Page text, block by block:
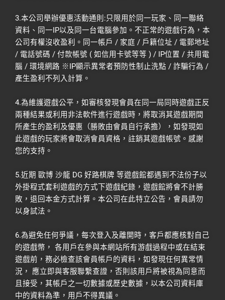
3.本公司舉辦優惠活動通則:只限用於同一玩家、同一聯絡
資料、同一IP以及同一台電腦參加。不正常的遊戲行為，本
公司有權沒收盈利。同一帳戶 / 家庭 / 戶籍位址 / 電郵地址
/ 電話號碼 / 付款帳號 ( 如信用卡號等等 ) / IP位置 / 共用電
腦 / 環境網路 ※IP顯示異常者預防性制止洗點 / 詐騙行為 /
產生盈利不列入計算。
4.為維護遊戲公平，如審核發現會員在同一局同時遊戲正反
兩種結果或利用非法軟件進行遊戲時，將取消其遊戲期間
所產生的盈利及優惠（勝敗由會員自行承擔），如發現如
此遊戲的玩家將會取消會員資格，註銷其遊戲帳號。感謝
您的支持。
5.近期 歐博 沙龍 DG 好路棋牌 等遊戲館都遇到不法份子以
外掛程式套利遊戲的方式下遊戲紀錄，遊戲館將會不計勝
敗，退回本金方式計算。本公司在此特立公告，會員請勿
以身試法。
6.為避免任何爭議，每次登入及離開時，客戶都應核對自己
的遊戲幣， 各用戶在參與本網站所有游戲過程中或在結束
遊戲前，務必檢查該會員帳戶的資料，如發現任何異常情
況， 應立即與客服聯繫查證，否則該用戶將被視為同意而
且接受，其帳戶之一切數據或歷史數據，以本公司資料庫
中的資料為準，用戶不得異議。